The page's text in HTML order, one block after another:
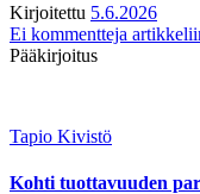
Kirjoitettu 5.6.2026
Ei kommentteja
Pääkirjoitus
Tapio Kivistö
Kohti tuottavuuden